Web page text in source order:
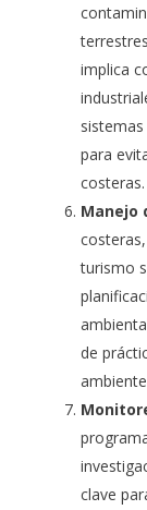
implica
para
costeras.
Manejo
turismo
de
clave